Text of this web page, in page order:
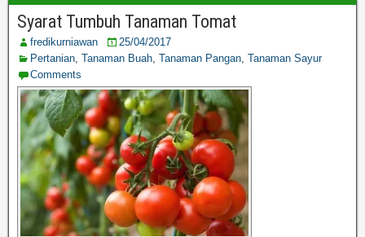
Syarat Tumbuh Tanaman Tomat
fredikurniawan
25/04/2017
Pertanian, Tanaman Buah, Tanaman Pangan, Tanaman Sayur
Comments